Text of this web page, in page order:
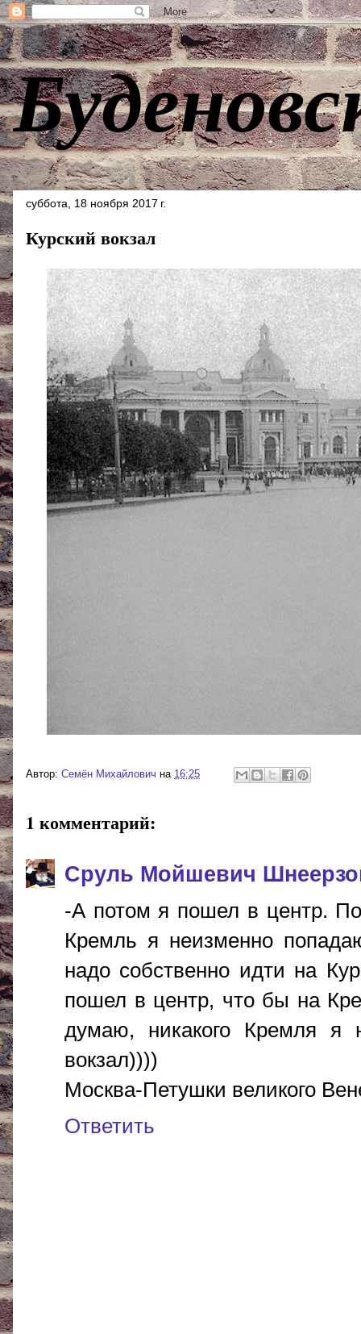
суббота, 18 ноября 2017 г.
Курский вокзал
Автор: Cемён Михайлович на 16:25
1 комментарий:
Сруль Мойшевич
-А потом я пошел в центр.
Кремль я неизменно
надо собственно идти на
пошел в центр, что бы на
думаю, никакого Кремля я
вокзал))))
Москва-Петушки великого
Ответить